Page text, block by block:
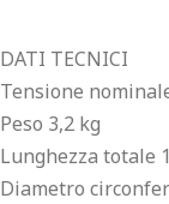
DATI TECNICI
Tensione
Peso 3,2 kg
Lunghezza totale
Diametro